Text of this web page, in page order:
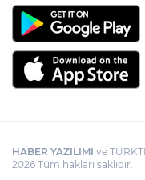
HABER YAZILIMI ve
2026 Tüm hakları saklıdır.